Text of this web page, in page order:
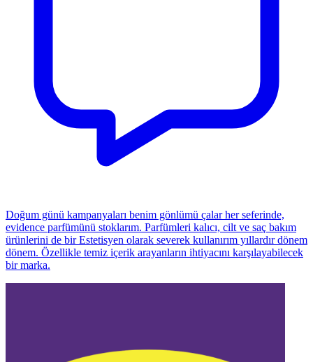
Doğum günü kampanyaları benim gönlümü çalar her seferinde,
evidence parfümünü stoklarım. Parfümleri kalıcı, cilt ve saç bakım
ürünlerini de bir Estetisyen olarak severek kullanırım yıllardır dönem
dönem. Özellikle temiz içerik arayanların ihtiyacını karşılayabilecek
bir marka.